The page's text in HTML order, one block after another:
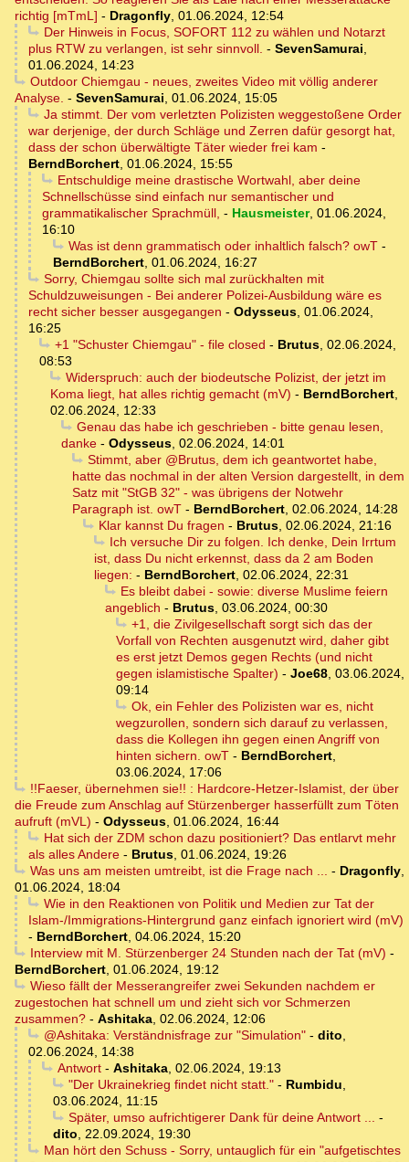
richtig [mTmL] - Dragonfly, 01.06.2024, 12:54
Der Hinweis in Focus, SOFORT 112 zu wählen und Notarzt
plus RTW zu verlangen, ist sehr sinnvoll. - SevenSamurai,
01.06.2024, 14:23
Outdoor Chiemgau - neues, zweites Video mit völlig anderer
Analyse. - SevenSamurai, 01.06.2024, 15:05
Ja stimmt. Der vom verletzten Polizisten weggestoßene Order
war derjenige, der durch Schläge und Zerren dafür gesorgt hat,
dass der schon überwältigte Täter wieder frei kam -
BerndBorchert, 01.06.2024, 15:55
Entschuldige meine drastische Wortwahl, aber deine
Schnellschüsse sind einfach nur semantischer und
grammatikalischer Sprachmüll, - Hausmeister, 01.06.2024,
16:10
Was ist denn grammatisch oder inhaltlich falsch? owT-
BerndBorchert, 01.06.2024, 16:27
Sorry, Chiemgau sollte sich mal zurückhalten mit
Schuldzuweisungen - Bei anderer Polizei-Ausbildung wäre es
recht sicher besser ausgegangen - Odysseus, 01.06.2024,
16:25
+1 "Schuster Chiemgau" - file closed - Brutus, 02.06.2024,
08:53
Widerspruch: auch der biodeutsche Polizist, der jetzt im
Koma liegt, hat alles richtig gemacht (mV) - BerndBorchert,
02.06.2024, 12:33
Genau das habe ich geschrieben - bitte genau lesen,
danke - Odysseus, 02.06.2024, 14:01
Stimmt, aber @Brutus, dem ich geantwortet habe,
hatte das nochmal in der alten Version dargestellt, in dem
Satz mit "StGB 32" - was übrigens der Notwehr
Paragraph ist. owT - BerndBorchert, 02.06.2024, 14:28
Klar kannst Du fragen - Brutus, 02.06.2024, 21:16
Ich versuche Dir zu folgen. Ich denke, Dein Irrtum
ist, dass Du nicht erkennst, dass da 2 am Boden
liegen: - BerndBorchert, 02.06.2024, 22:31
Es bleibt dabei - sowie: diverse Muslime feiern
angeblich - Brutus, 03.06.2024, 00:30
+1, die Zivilgesellschaft sorgt sich das der
Vorfall von Rechten ausgenutzt wird, daher gibt
es erst jetzt Demos gegen Rechts (und nicht
gegen islamistische Spalter) - Joe68, 03.06.2024,
09:14
Ok, ein Fehler des Polizisten war es, nicht
wegzurollen, sondern sich darauf zu verlassen,
dass die Kollegen ihn gegen einen Angriff von
hinten sichern. owT - BerndBorchert,
03.06.2024, 17:06
!!Faeser, übernehmen sie!! : Hardcore-Hetzer-Islamist, der über
die Freude zum Anschlag auf Stürzenberger hasserfüllt zum Töten
aufruft (mVL) - Odysseus, 01.06.2024, 16:44
Hat sich der ZDM schon dazu positioniert? Das entlarvt mehr
als alles Andere - Brutus, 01.06.2024, 19:26
Was uns am meisten umtreibt, ist die Frage nach ... - Dragonfly,
01.06.2024, 18:04
Wie in den Reaktionen von Politik und Medien zur Tat der
Islam-/Immigrations-Hintergrund ganz einfach ignoriert wird (mV)
- BerndBorchert, 04.06.2024, 15:20
Interview mit M. Stürzenberger 24 Stunden nach der Tat (mV) -
BerndBorchert, 01.06.2024, 19:12
Wieso fällt der Messerangreifer zwei Sekunden nachdem er
zugestochen hat schnell um und zieht sich vor Schmerzen
zusammen? - Ashitaka, 02.06.2024, 12:06
@Ashitaka: Verständnisfrage zur "Simulation"- dito,
02.06.2024, 14:38
Antwort- Ashitaka, 02.06.2024, 19:13
"Der Ukrainekrieg findet nicht statt."- Rumbidu,
03.06.2024, 11:15
Später, umso aufrichtigerer Dank für deine Antwort ... -
dito, 22.09.2024, 19:30
Man hört den Schuss - Sorry, untauglich für ein "aufgetischtes